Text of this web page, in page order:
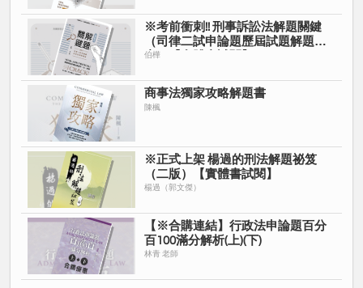
※考前衝刺!! 刑事訴訟法解題關鍵
（司律二試申論題歷屆試題解題
書）【實體書試閱】
伯樺
商事法獨家攻略解題書
陳楓
※正式上架 楊過的刑法解題祕笈
（二版）【實體書試閱】
楊過（郭文傑）
【※合購連結】行政法申論題百分
百100滿分解析(上)(下)
林青 老師